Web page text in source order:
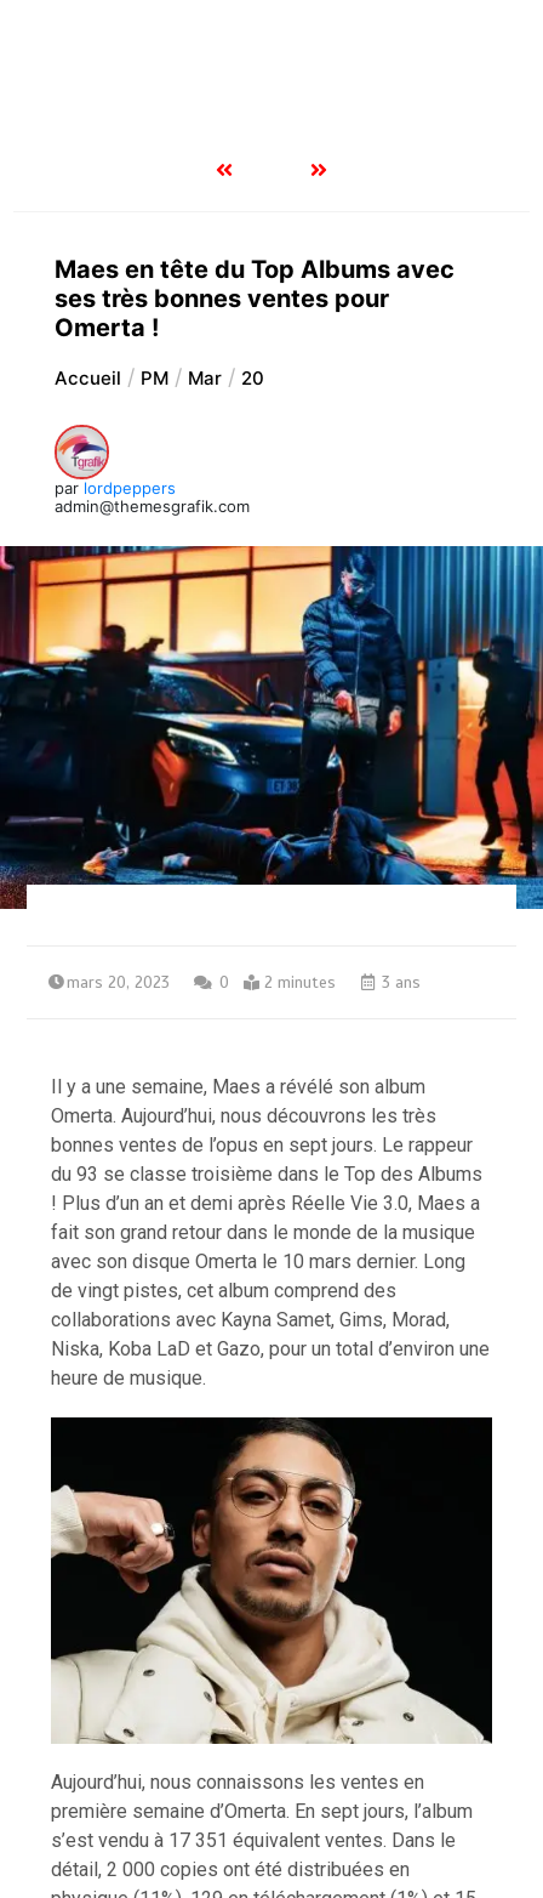
Maes en tête du Top Albums avec
ses très bonnes ventes pour
Omerta !
Accueil PM Mar 20
par lordpeppers
admin@themesgrafik.com
mars 20, 2023 0 2 minutes 3 ans
Il y a une semaine, Maes a révélé son album
Omerta. Aujourd’hui, nous découvrons les très
bonnes ventes de l’opus en sept jours. Le rappeur
du 93 se classe troisième dans le Top des Albums
! Plus d’un an et demi après Réelle Vie 3.0, Maes a
fait son grand retour dans le monde de la musique
avec son disque Omerta le 10 mars dernier. Long
de vingt pistes, cet album comprend des
collaborations avec Kayna Samet, Gims, Morad,
Niska, Koba LaD et Gazo, pour un total d’environ une
heure de musique.
Aujourd’hui, nous connaissons les ventes en
première semaine d’Omerta. En sept jours, l’album
s’est vendu à 17 351 équivalent ventes. Dans le
détail, 2 000 copies ont été distribuées en